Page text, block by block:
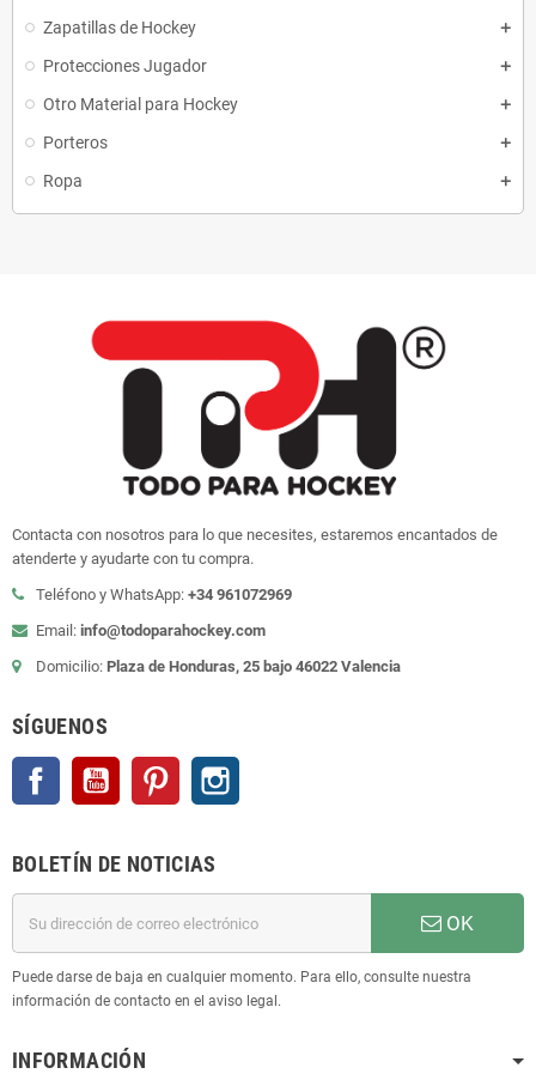
Zapatillas de Hockey
Protecciones Jugador
Otro Material para Hockey
Porteros
Ropa
Contacta con nosotros para lo que necesites, estaremos encantados de
atenderte y ayudarte con tu compra.
Teléfono y WhatsApp: +34 961072969
Email: info@todoparahockey.com
Domicilio: Plaza de Honduras, 25 bajo 46022 Valencia
SÍGUENOS
Facebook YouTube Pinterest
BOLETÍN DE NOTICIAS
OK
Puede darse de baja en cualquier momento. Para ello, consulte nuestra
información de contacto en el aviso legal.
INFORMACIÓN